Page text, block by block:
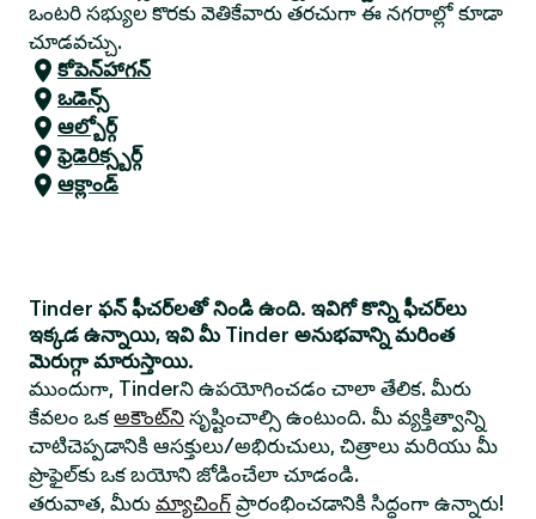
ఒంటరి సభ్యుల కొరకు వెతికేవారు తరచుగా ఈ నగరాల్లో కూడా
చూడవచ్చు.
కోపెన్‌హాగన్
ఒడెన్స్
ఆల్బోర్గ్
ఫ్రెడెరిక్స్బర్గ్
ఆక్లాండ్
Tinder ఫన్ ఫీచర్‌లతో నిండి ఉంది. ఇవిగో కొన్ని ఫీచర్‌లు
ఇక్కడ ఉన్నాయి, ఇవి మీ Tinder అనుభవాన్ని మరింత
మెరుగ్గా మారుస్తాయి.
ముందుగా, Tinderని ఉపయోగించడం చాలా తేలిక. మీరు
కేవలం ఒకఅకౌంట్‌ని సృష్టించాల్సి ఉంటుంది. మీ వ్యక్తిత్వాన్ని
చాటిచెప్పడానికి ఆసక్తులు/అభిరుచులు, చిత్రాలు మరియు మీ
ప్రొఫైల్‌కు ఒక బయోని జోడించేలా చూడండి.
తరువాత, మీరు మ్యాచింగ్ ప్రారంభించడానికి సిద్ధంగా ఉన్నారు!